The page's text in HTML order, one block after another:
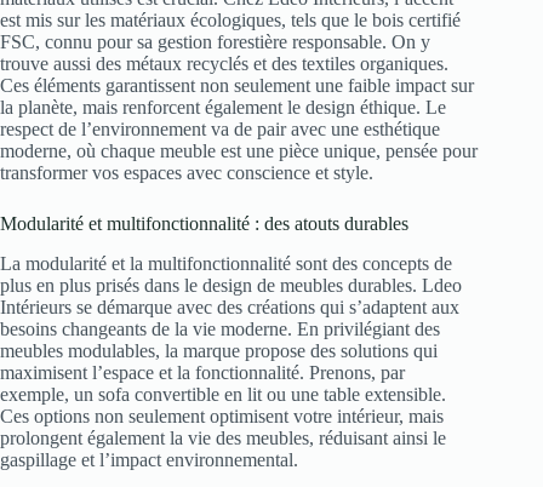
est mis sur les matériaux écologiques, tels que le bois certifié
FSC, connu pour sa gestion forestière responsable. On y
trouve aussi des métaux recyclés et des textiles organiques.
Ces éléments garantissent non seulement une faible impact sur
la planète, mais renforcent également le design éthique. Le
respect de l’environnement va de pair avec une esthétique
moderne, où chaque meuble est une pièce unique, pensée pour
transformer vos espaces avec conscience et style.
Modularité et multifonctionnalité : des atouts durables
La modularité et la multifonctionnalité sont des concepts de
plus en plus prisés dans le design de meubles durables. Ldeo
Intérieurs se démarque avec des créations qui s’adaptent aux
besoins changeants de la vie moderne. En privilégiant des
meubles modulables, la marque propose des solutions qui
maximisent l’espace et la fonctionnalité. Prenons, par
exemple, un sofa convertible en lit ou une table extensible.
Ces options non seulement optimisent votre intérieur, mais
prolongent également la vie des meubles, réduisant ainsi le
gaspillage et l’impact environnemental.